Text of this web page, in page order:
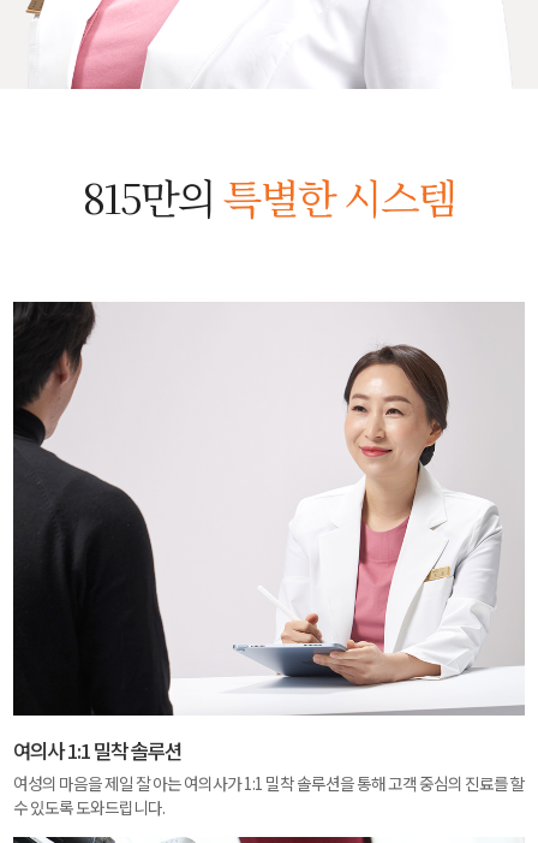
815만의 특별한 시스템
여의사 1:1 밀착 솔루션
여성의 마음을 제일 잘 아는 여의사가 1:1 밀착 솔루션을 통해 고객 중심의 진료를 할
수 있도록 도와드립니다.